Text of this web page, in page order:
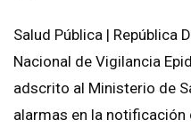
Salud Pública | República
Nacional de Vigilancia
adscrito al Ministerio de
alarmas en la notificación